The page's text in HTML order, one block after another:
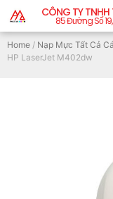
CÔNG TY TNHH
85 Đường Số
Home / Nạp Mực Tất Cả
HP LaserJet M402dw